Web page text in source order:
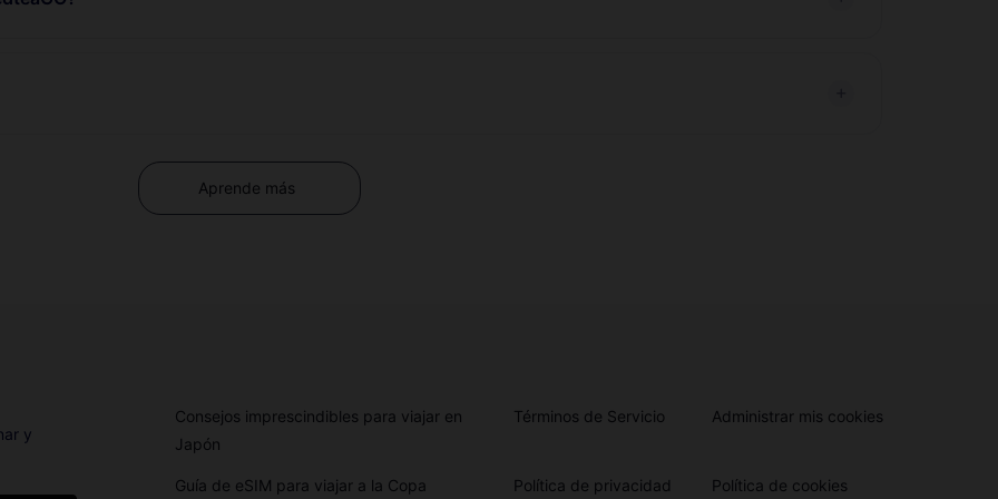
Aprende más
y
Consejos imprescindibles para viajar en
Japón
Términos de Servicio Administrar mis cookies
Guía de eSIM para viajar a la Copa Política de privacidad Política de cookies